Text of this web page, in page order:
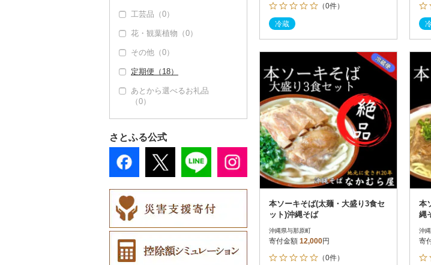
こしょう（1）
その他調味料（8）
文房具・印鑑（0）
食器（1）
グラス・カップ（0）
タンブラー（0）
箸（0）
ナイフ（0）
皿・椀（0）
弁当箱（0）
その他食器（1）
キッチン用品（0）
日用品（0）
楽器・器材（0）
（0）
ご当地キャラクター
（0）
ベビー用品（0）
ペット用品（0）
防災グッズ（0）
その他雑貨（0）
工芸品（0）
花・観葉植物（0）
その他（0）
定期便（18）
あとから選べるお礼品
（0）
さとふる公式
（0件）
冷蔵
本ソーキそば(太麺・大盛り3食セ
ット)沖縄そば
沖縄県与那原町
寄付金額 12,000円
（0件）
本
縄
沖
寄